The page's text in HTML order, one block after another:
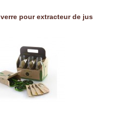
pour extracteur de jus